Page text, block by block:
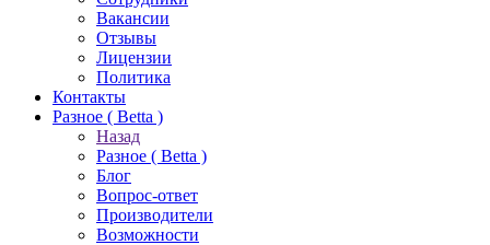
Вакансии
Отзывы
Лицензии
Политика
Контакты
Разное ( Betta )
Назад
Разное ( Betta )
Блог
Вопрос-ответ
Производители
Возможности